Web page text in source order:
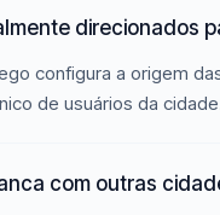
direcionados
configura a origem
de usuários da
com outras